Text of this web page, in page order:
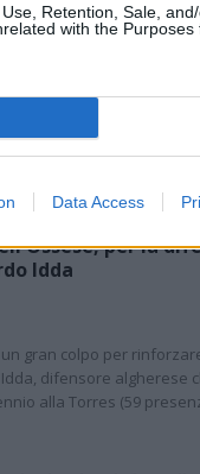
Retention, Sale,
with the Purposes
Data Access
per la
Idda
gran colpo per
difensore algherese
alla Torres (59